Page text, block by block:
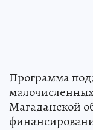
Программа
Магаданской